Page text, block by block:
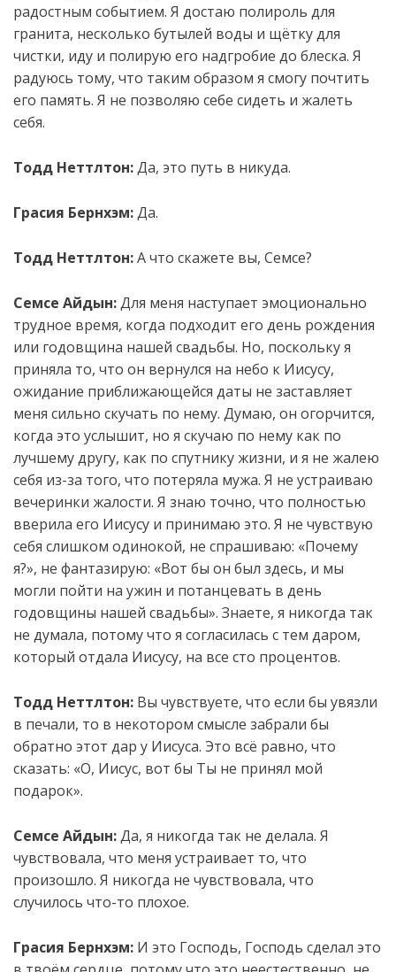
радостным событием. Я достаю полироль для
гранита, несколько бутылей воды и щётку для
чистки, иду и полирую его надгробие до блеска. Я
радуюсь тому, что таким образом я смогу почтить
его память. Я не позволяю себе сидеть и жалеть
себя.
Тодд Неттлтон:Да, это путь в никуда.
Грасия Бернхэм:Да.
Тодд Неттлтон:А что скажете вы, Семсе?
Семсе Айдын:Для меня наступает эмоционально
трудное время, когда подходит его день рождения
или годовщина нашей свадьбы. Но, поскольку я
приняла то, что он вернулся на небо к Иисусу,
ожидание приближающейся даты не заставляет
меня сильно скучать по нему. Думаю, он огорчится,
когда это услышит, но я скучаю по нему как по
лучшему другу, как по спутнику жизни, и я не жалею
себя из-за того, что потеряла мужа. Я не устраиваю
вечеринки жалости. Я знаю точно, что полностью
вверила его Иисусу и принимаю это. Я не чувствую
себя слишком одинокой, не спрашиваю: «Почему
я?», не фантазирую: «Вот бы он был здесь, и мы
могли пойти на ужин и потанцевать в день
годовщины нашей свадьбы». Знаете, я никогда так
не думала, потому что я согласилась с тем даром,
который отдала Иисусу, на все сто процентов.
Тодд Неттлтон: Вы чувствуете, что если бы увязли
в печали, то в некотором смысле забрали бы
обратно этот дар у Иисуса. Это всё равно, что
сказать: «О, Иисус, вот бы Ты не принял мой
подарок».
Семсе Айдын:Да, я никогда так не делала. Я
чувствовала, что меня устраивает то, что
произошло. Я никогда не чувствовала, что
случилось что-то плохое.
Грасия Бернхэм: И это Господь, Господь сделал это